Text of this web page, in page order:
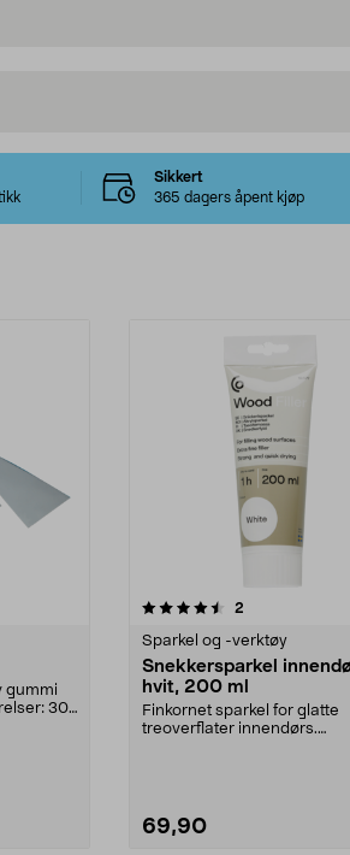
Sikkert
365 dagers åpent kjøp
gummi
30,
2
Sparkel og -verktøy
Snekkersparkel
hvit, 200 ml
Finkornet sparkel for glatte
treoverflater innendørs.
69,90
4.5 av 5 stjerner